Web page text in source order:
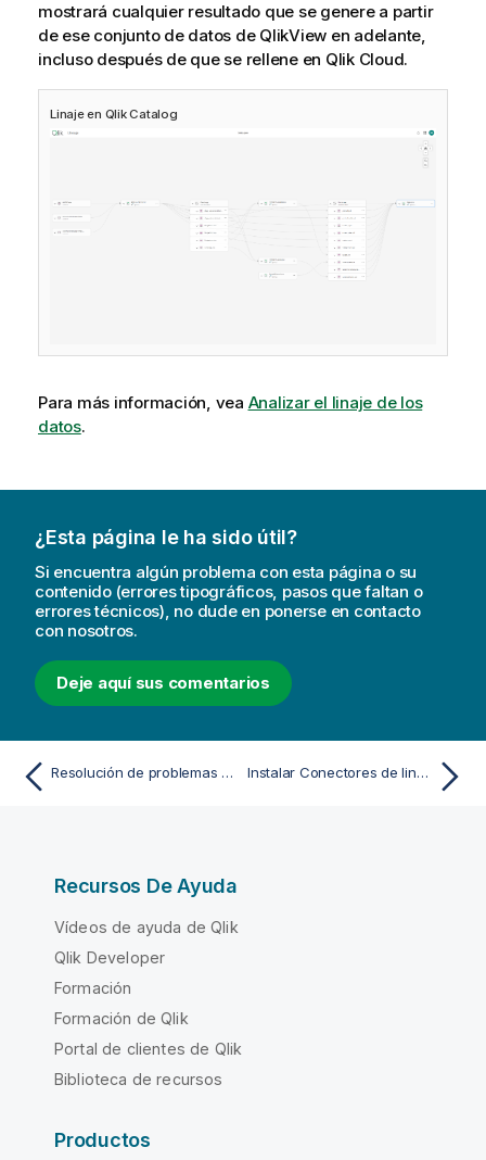
mostrará cualquier resultado que se genere a partir
de ese conjunto de datos de QlikView en adelante,
incluso después de que se rellene en Qlik Cloud.
Linaje en Qlik Catalog
Para más información, vea Analizar el linaje de los
datos.
¿Esta página le ha sido útil?
Si encuentra algún problema con esta página o su
contenido (errores tipográficos, pasos que faltan o
errores técnicos), no dude en ponerse en contacto
con nosotros.
Deje aquí sus comentarios
Resolución de problemas Qlik DataTransfer Instalar Conectores de linaje de Qlik
Recursos De Ayuda
Vídeos de ayuda de Qlik
Qlik Developer
Formación
Formación de Qlik
Portal de clientes de Qlik
Biblioteca de recursos
Productos